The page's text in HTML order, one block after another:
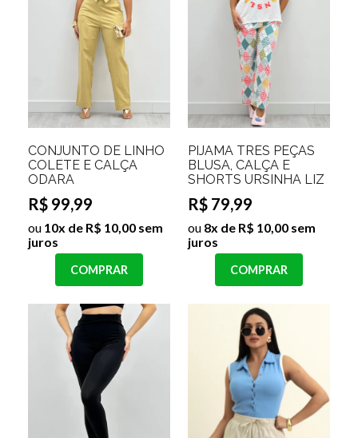
CONJUNTO DE LINHO
COLETE E CALÇA
ODARA
R$ 99,99
ou 10x de R$ 10,00 sem
juros
COMPRAR
PIJAMA TRÊS PEÇAS
BLUSA, CALÇA E
SHORTS URSINHA LIZ
R$ 79,99
ou 8x de R$ 10,00 sem
juros
COMPRAR